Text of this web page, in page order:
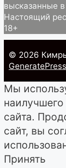
высказанные
Настоящий
18+
© 2026
GeneratePress
Мы
сайта.
сайт, вы
Принять